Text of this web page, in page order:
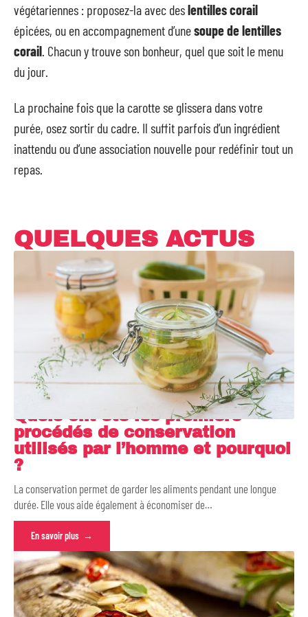
végétariennes : proposez-la avec deslentilles corail
épicées, ou en accompagnement d’unesoupe de lentilles
corail . Chacun y trouve son bonheur, quel que soit le menu
du jour.
La prochaine fois que la carotte se glissera dans votre
purée, osez sortir du cadre. Il suffit parfois d’un ingrédient
inattendu ou d’une association nouvelle pour redéfinir tout un
repas.
QUELQUES ACTUS
Quels ont été les premiers
procédés de conservation
utilisés par l’homme et pourquoi
?
La conservation permet de garder les aliments pendant une longue
durée. Elle vous aide également à économiser de…
En savoir plus